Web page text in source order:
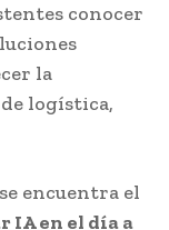
conocer
la
logística,
encuentra el
IA en el día a